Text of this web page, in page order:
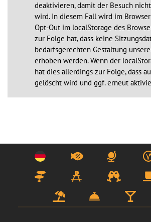
deaktivieren, damit der Besuch
wird. In diesem Fall wird im
Opt-Out im localStorage des
zur Folge hat, dass keine
bedarfsgerechten Gestaltung
erhoben werden. Wenn der
hat dies allerdings zur Folge, dass
gelöscht wird und ggf. erneut